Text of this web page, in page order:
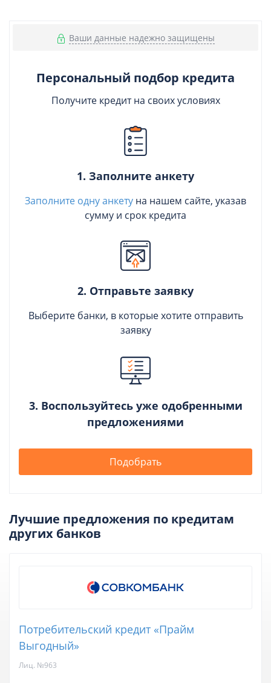
Ваши данные надежно защищены
Персональный подбор кредита
Получите кредит на своих условиях
1. Заполните анкету
Заполните одну анкету на нашем сайте, указав
сумму и срок кредита
2. Отправьте заявку
Выберите банки, в которые хотите отправить
заявку
3. Воспользуйтесь уже одобренными
предложениями
Подобрать
Лучшие предложения по кредитам
других банков
Потребительский кредит «Прайм
Выгодный»
Лиц. №963